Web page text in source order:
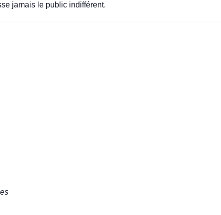
jamais le public indifférent.